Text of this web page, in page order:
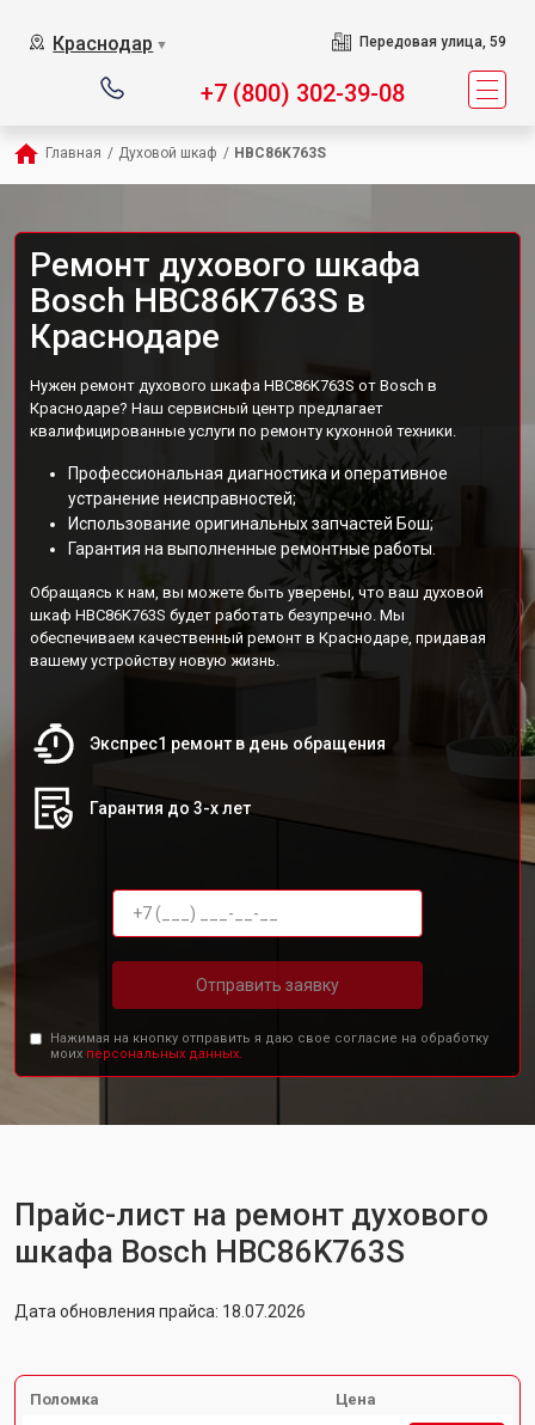
Краснодар ▼ Передовая улица, 59
+7 (800) 302-39-08
Главная / Духовой шкаф / HBC86K763S
Ремонт духового шкафа
Bosch HBC86K763S в
Краснодаре
Нужен ремонт духового шкафа HBC86K763S от Bosch в
Краснодаре? Наш сервисный центр предлагает
квалифицированные услуги по ремонту кухонной техники.
Профессиональная диагностика и оперативное
устранение неисправностей;
Использование оригинальных запчастей Бош;
Гарантия на выполненные ремонтные работы.
Обращаясь к нам, вы можете быть уверены, что ваш духовой
шкаф HBC86K763S будет работать безупречно. Мы
обеспечиваем качественный ремонт в Краснодаре, придавая
вашему устройству новую жизнь.
Экспрес1 ремонт в день обращения
Гарантия до 3-х лет
Отправить заявку
Нажимая на кнопку отправить я даю свое согласие на обработку
моих персональных данных.
Прайс-лист на ремонт духового
шкафа Bosch HBC86K763S
Дата обновления прайса: 18.07.2026
Поломка Цена